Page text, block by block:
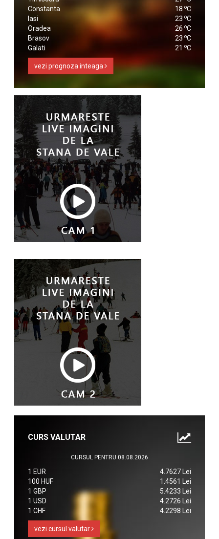
Constanta
18 oC
Iasi
23 oC
Oradea
26 oC
Brasov
23 oC
Galati
21 oC
vezi prognoza inteaga
CURS VALUTAR
CURSUL PENTRU 08.08.2026
1 EUR
4.7627 Lei
100 HUF
1.4561 Lei
1 GBP
5.4233 Lei
1 USD
4.2726 Lei
1 CHF
4.2298 Lei
vezi cursul valutar